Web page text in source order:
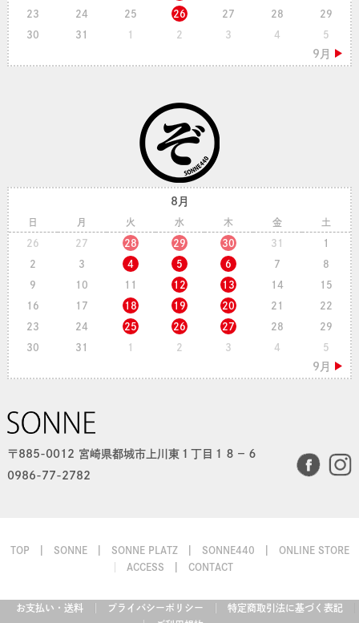
23 24 25 26 27 28 29
30 31 1 2 3 4 5
8月
日 月 火 水 木 金 土
26 27 28 29 30 31 1
2 3 4 5 6 7 8
9 10 11 12 13 14 15
16 17 18 19 20 21 22
23 24 25 26 27 28 29
30 31 1 2 3 4 5
〒885-0012 宮崎県都城市上川東１丁目１８−６
0986-77-2782
TOP SONNE SONNE PLATZ SONNE440
ONLINE STORE
ACCESS
CONTACT
お支払い・送料 プライバシーポリシー
特定商取引法に基づく表記